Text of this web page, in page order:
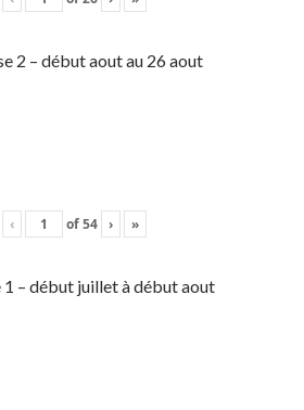
2 – début aout au 26 aout
‹ of54 › »
1 – début juillet à début aout